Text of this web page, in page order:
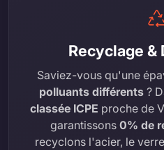
Recyclage
Saviez-vous qu'une
polluants différents ?
classée ICPE proche de
garantissons 0% de
recyclons l'acier, le